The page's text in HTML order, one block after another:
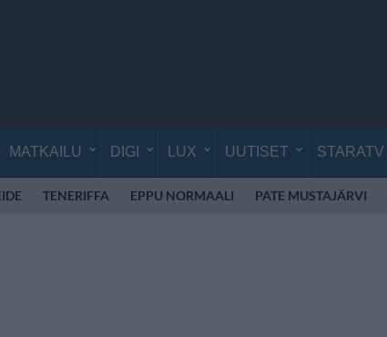
MATKAILU DIGI LUX UUTISET STARATV
TENERIFFA EPPU NORMAALI PATE MUSTAJÄRVI